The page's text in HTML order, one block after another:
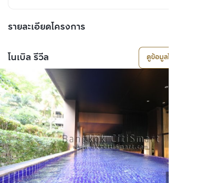
รายละเอียดโครงการ
โนเบิล รีวีล ดูข้อมูลโครงการ